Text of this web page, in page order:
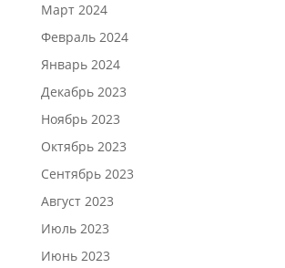
Март 2024
Февраль 2024
Январь 2024
Декабрь 2023
Ноябрь 2023
Октябрь 2023
Сентябрь 2023
Август 2023
Июль 2023
Июнь 2023